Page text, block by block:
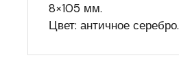
8×105 мм.
Цвет: античное серебро.